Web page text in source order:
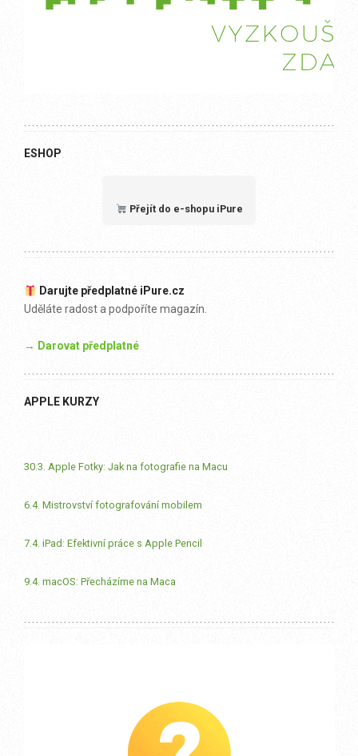
ESHOP
Přejít do e-shopu iPure
Darujte předplatné iPure.cz
Uděláte radost a podpoříte magazín.
→ Darovat předplatné
APPLE KURZY
30.3. Apple Fotky: Jak na fotografie na Macu
6.4. Mistrovství fotografování mobilem
7.4. iPad: Efektivní práce s Apple Pencil
9.4. macOS: Přecházíme na Maca